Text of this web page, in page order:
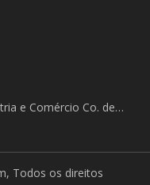
e Comércio Co. de
Todos os direitos